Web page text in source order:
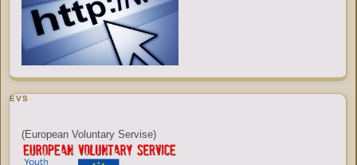
EVS
(European Voluntary Servise)